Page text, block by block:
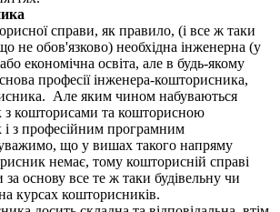
справи, як правило, (і все ж таки
не обов'язково) необхідна інженерна (у
економічна освіта, але в будь-якому
професії інженера-кошторисника,
Але яким чином набуваються
з кошторисами та кошторисною
і з професійним програмним
що у вишах такого напряму
немає, тому кошторисній справі
основу все те ж таки будівельну чи
курсах кошторисників.